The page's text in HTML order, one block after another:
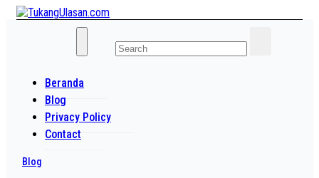
Skip
TukangUlasan.com
Beranda
Blog
Privacy Policy
Contact
Blog